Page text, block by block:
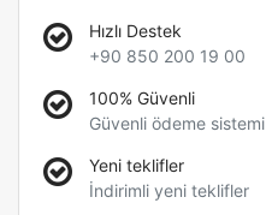
Hızlı Destek
+90 850 200 19 00
100% Güvenli
Güvenli ödeme sistemi
Yeni teklifler
İndirimli yeni teklifler